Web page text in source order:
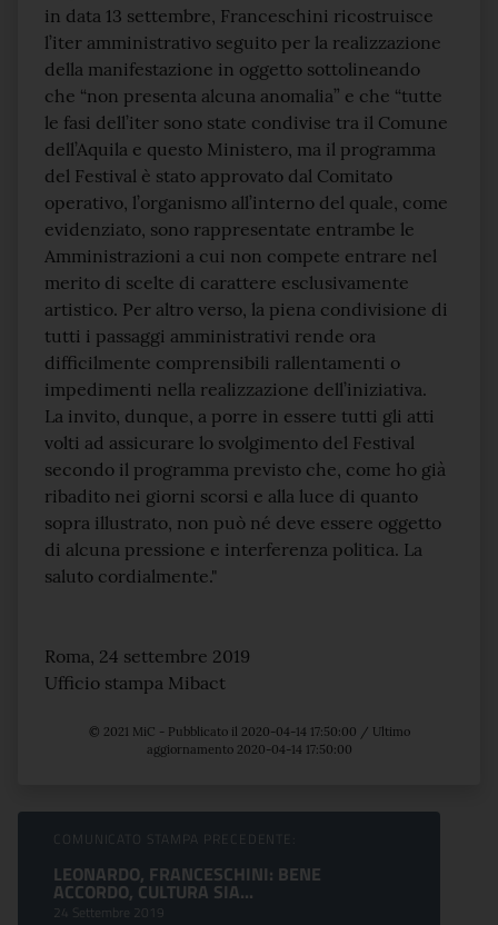
in data 13 settembre, Franceschini ricostruisce
l’iter amministrativo seguito per la realizzazione
della manifestazione in oggetto sottolineando
che “non presenta alcuna anomalia” e che “tutte
le fasi dell’iter sono state condivise tra il Comune
dell’Aquila e questo Ministero, ma il programma
del Festival è stato approvato dal Comitato
operativo, l’organismo all’interno del quale, come
evidenziato, sono rappresentate entrambe le
Amministrazioni a cui non compete entrare nel
merito di scelte di carattere esclusivamente
artistico. Per altro verso, la piena condivisione di
tutti i passaggi amministrativi rende ora
difficilmente comprensibili rallentamenti o
impedimenti nella realizzazione dell’iniziativa.
La invito, dunque, a porre in essere tutti gli atti
volti ad assicurare lo svolgimento del Festival
secondo il programma previsto che, come ho già
ribadito nei giorni scorsi e alla luce di quanto
sopra illustrato, non può né deve essere oggetto
di alcuna pressione e interferenza politica. La
saluto cordialmente."
Roma, 24 settembre 2019
Ufficio stampa Mibact
© 2021 MiC - Pubblicato il 2020-04-14 17:50:00 / Ultimo
aggiornamento 2020-04-14 17:50:00
Sfoglia comunicati
COMUNICATO STAMPA PRECEDENTE:
LEONARDO, FRANCESCHINI: BENE
ACCORDO, CULTURA SIA...
24 Settembre 2019